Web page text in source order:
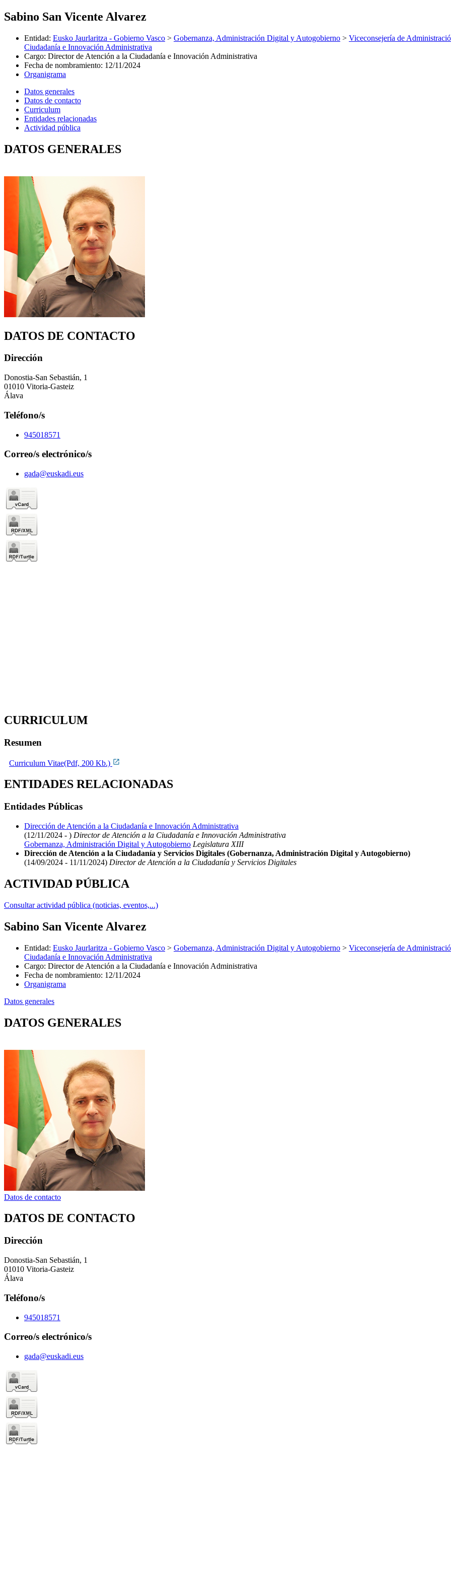
Sabino San Vicente Alvarez
Entidad: Eusko Jaurlaritza - Gobierno Vasco > Gobernanza, Administración Digital y Autogobierno > Viceconsejería de
Ciudadanía e Innovación Administrativa
Cargo: Director de Atención a la Ciudadanía e Innovación Administrativa
Fecha de nombramiento: 12/11/2024
Organigrama
Datos generales
Datos de contacto
Curriculum
Entidades relacionadas
Actividad pública
DATOS GENERALES
DATOS DE CONTACTO
Dirección
Donostia-San Sebastián, 1
01010 Vitoria-Gasteiz
Álava
Teléfono/s
945018571
Correo/s electrónico/s
gada@euskadi.eus
CURRICULUM
Resumen
Curriculum Vitae(Pdf, 200 Kb.)
ENTIDADES RELACIONADAS
Entidades Públicas
Dirección de Atención a la Ciudadanía e Innovación Administrativa
(12/11/2024 - ) Director de Atención a la Ciudadanía e Innovación Administrativa
Gobernanza, Administración Digital y Autogobierno Legislatura XIII
Dirección de Atención a la Ciudadanía y Servicios Digitales (Gobernanza, Administración Digital y Autogobierno)
(14/09/2024 - 11/11/2024) Director de Atención a la Ciudadanía y Servicios Digitales
ACTIVIDAD PÚBLICA
Consultar actividad pública (noticias, eventos,...)
Sabino San Vicente Alvarez
Entidad: Eusko Jaurlaritza - Gobierno Vasco > Gobernanza, Administración Digital y Autogobierno > Viceconsejería de
Ciudadanía e Innovación Administrativa
Cargo: Director de Atención a la Ciudadanía e Innovación Administrativa
Fecha de nombramiento: 12/11/2024
Organigrama
Datos generales
DATOS GENERALES
Datos de contacto
DATOS DE CONTACTO
Dirección
Donostia-San Sebastián, 1
01010 Vitoria-Gasteiz
Álava
Teléfono/s
945018571
Correo/s electrónico/s
gada@euskadi.eus